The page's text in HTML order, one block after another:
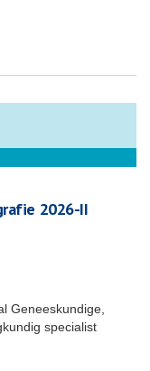
2026-II
Geneeskundige,
specialist